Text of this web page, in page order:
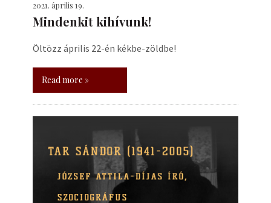
2021. április 19.
Mindenkit kihívunk!
Öltözz április 22-én kékbe-zöldbe!
Read more »